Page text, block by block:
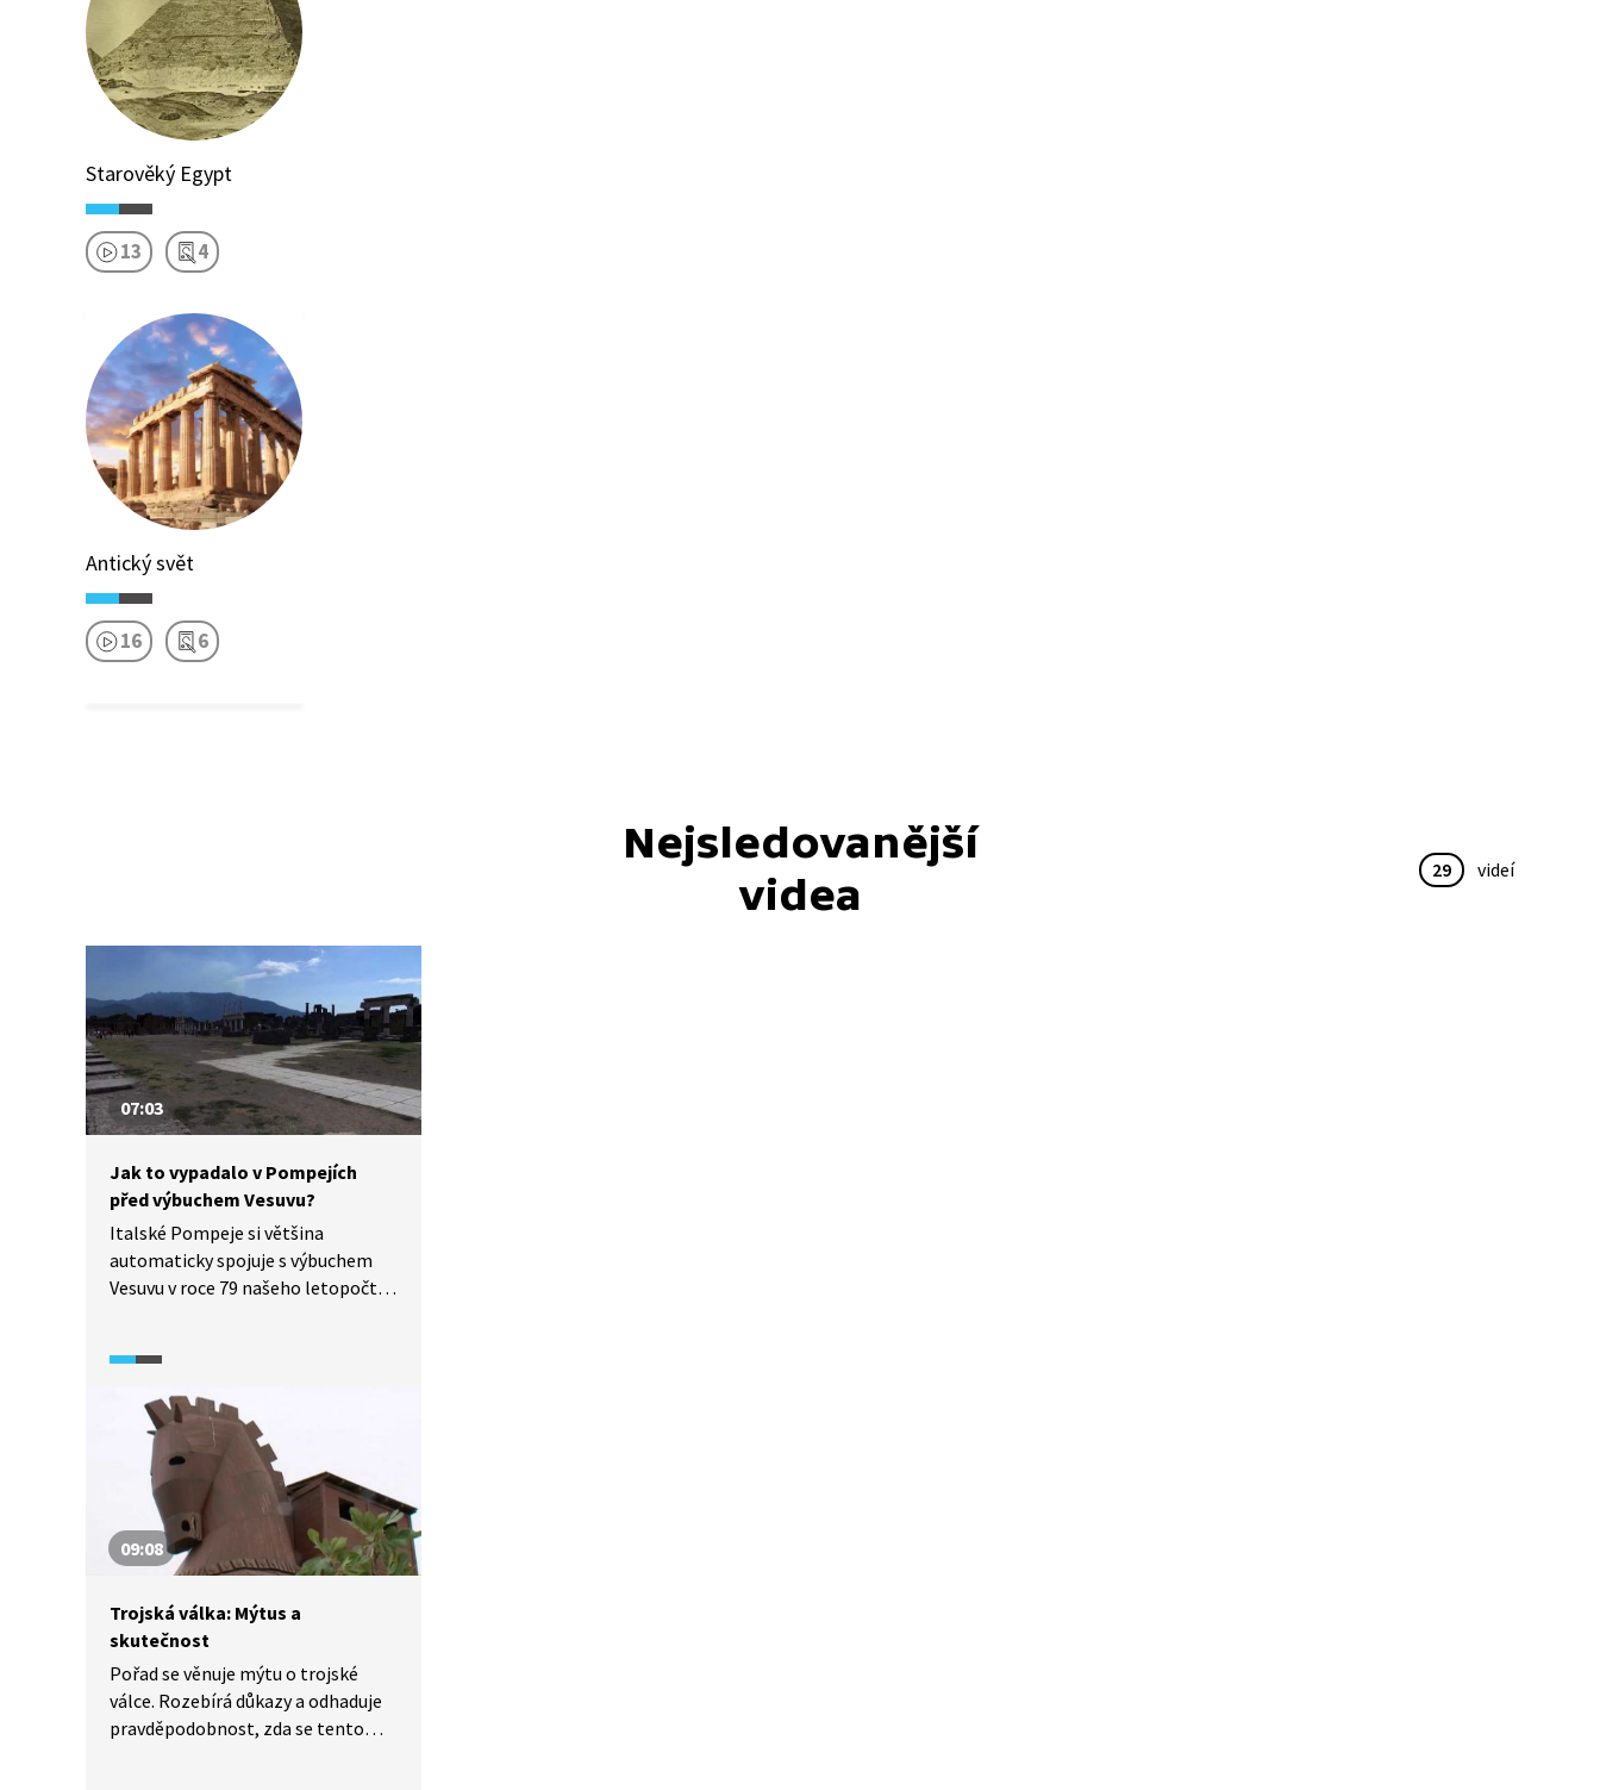
Starověký Egypt
13 4
Antický svět
16 6
Nejsledovanější
videa
29 videí
07:03
Jak to vypadalo v Pompejích
před výbuchem Vesuvu?
Italské Pompeje si většina
automaticky spojuje s výbuchem
Vesuvu v roce 79 našeho letopočtu,
tragédií? Výňatek
z dokumentárního cyklu Svědkové
času vás vezme na prohlídku
Pompejemi tak, jak vypadají dnes.
Ale nebojte, výkladem vás zanese
do stavu před výbuchem sopky.
09:08
Trojská válka: Mýtus a
skutečnost
Pořad se věnuje mýtu o trojské
válce. Rozebírá důkazy a odhaduje
pravděpodobnost, zda se tento